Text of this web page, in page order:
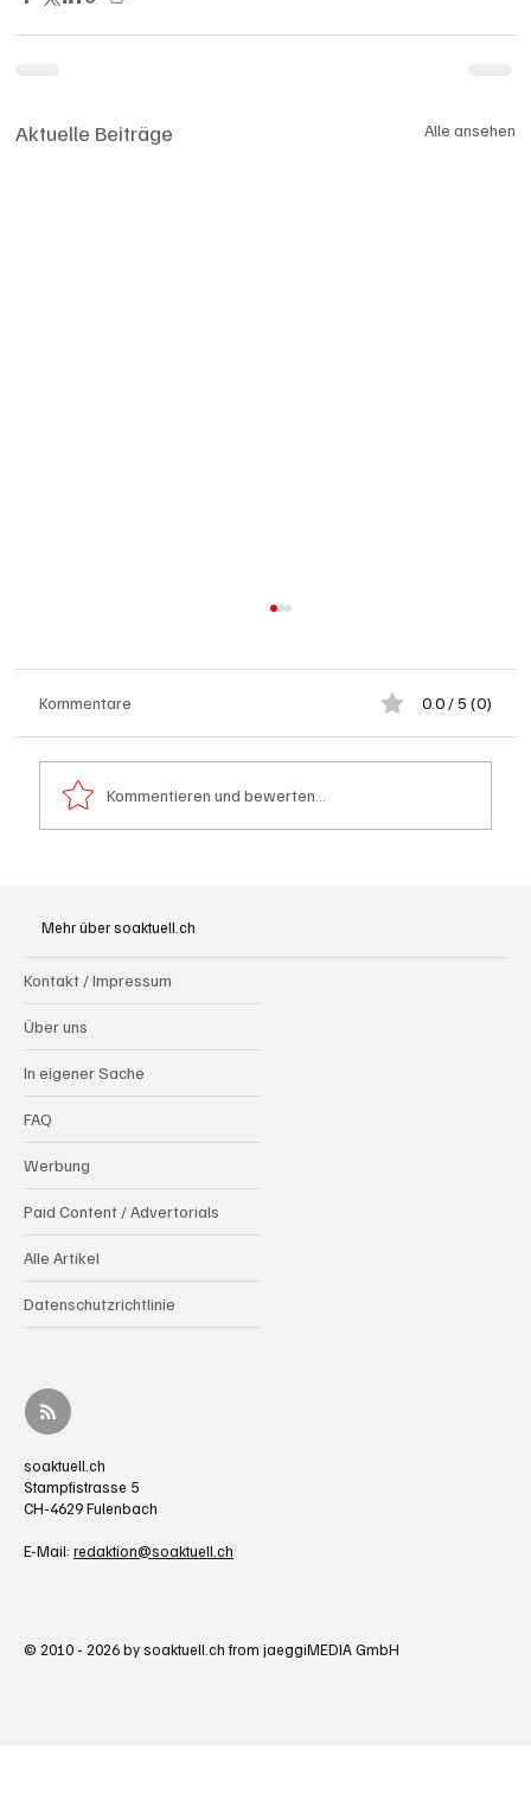
Aktuelle Beiträge Alle ansehen
Kommentare 0.0 / 5 (0)
Kommentieren und bewerten...
Mehr über soaktuell.ch
Kontakt / Impressum
Über uns
In eigener Sache
FAQ
Werbung
Paid Content / Advertorials
Alle Artikel
Datenschutzrichtlinie
soaktuell.ch
Stampfistrasse 5
CH-4629 Fulenbach
E-Mail: redaktion@soaktuell.ch
© 2010 - 2026 by soaktuell.ch from jaeggiMEDIA GmbH